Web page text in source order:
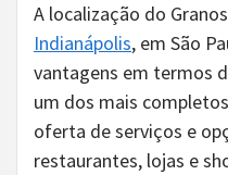
A localização do
Indianápolis, em São
vantagens em termos
um dos mais
oferta de serviços e
restaurantes, lojas e